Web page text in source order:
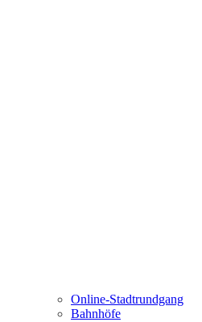
Online-Stadtrundgang
Bahnhöfe